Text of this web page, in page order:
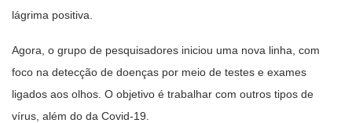
lágrima positiva.
Agora, o grupo de pesquisadores iniciou uma nova linha, com
foco na detecção de doenças por meio de testes e exames
ligados aos olhos. O objetivo é trabalhar com outros tipos de
vírus, além do da Covid-19.